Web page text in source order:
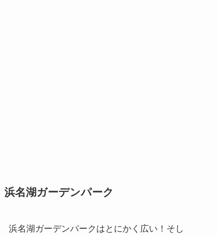
浜名湖ガーデンパーク
浜名湖ガーデンパークはとにかく広い！そし